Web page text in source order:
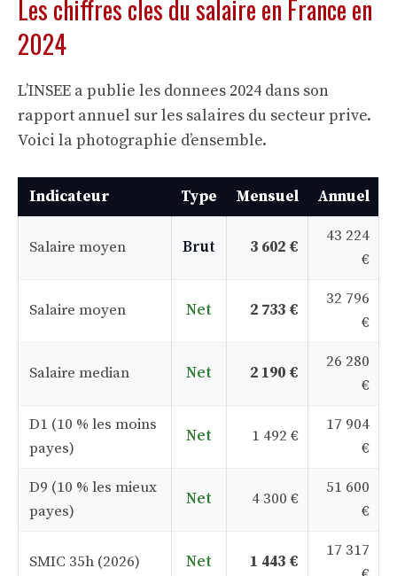
Les chiffres cles du salaire en France en
2024
L’INSEE a publie les donnees 2024 dans son
rapport annuel sur les salaires du secteur prive.
Voici la photographie d’ensemble.
Indicateur Type Mensuel Annuel
Salaire moyen Brut 3 602 €
43 224
€
Salaire moyen Net 2 733 €
32 796
€
Salaire median Net 2 190 €
26 280
€
D1 (10 % les moins
payes)
Net 1 492 €
17 904
€
D9 (10 % les mieux
payes)
Net 4 300 €
51 600
€
SMIC 35h (2026) Net 1 443 €
17 317